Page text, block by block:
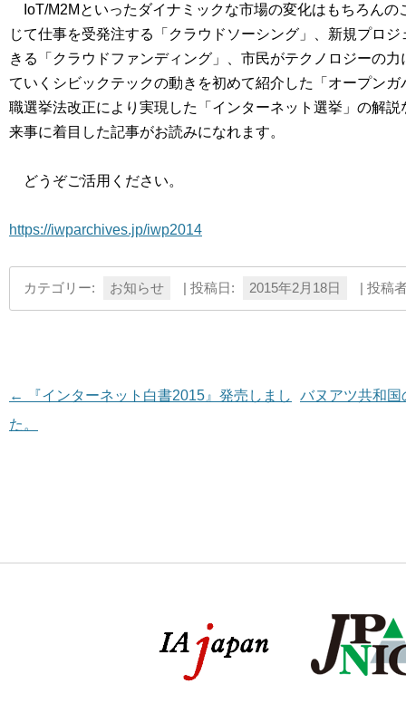
IoT/M2Mといったダイナミックな市場の変化はもちろんの
じて仕事を受発注する「クラウドソーシング」、新規プロ
きる「クラウドファンディング」、市民がテクノロジーの
ていくシビックテックの動きを初めて紹介した「オープン
職選挙法改正により実現した「インターネット選挙」の解
来事に着目した記事がお読みになれます。
どうぞご活用ください。
https://iwparchives.jp/iwp2014
カテゴリー: お知らせ | 投稿日: 2015年2月18日 投稿
投稿ナビゲーション
←
『インターネット白書2015』発売しまし
た。
バヌアツ共和